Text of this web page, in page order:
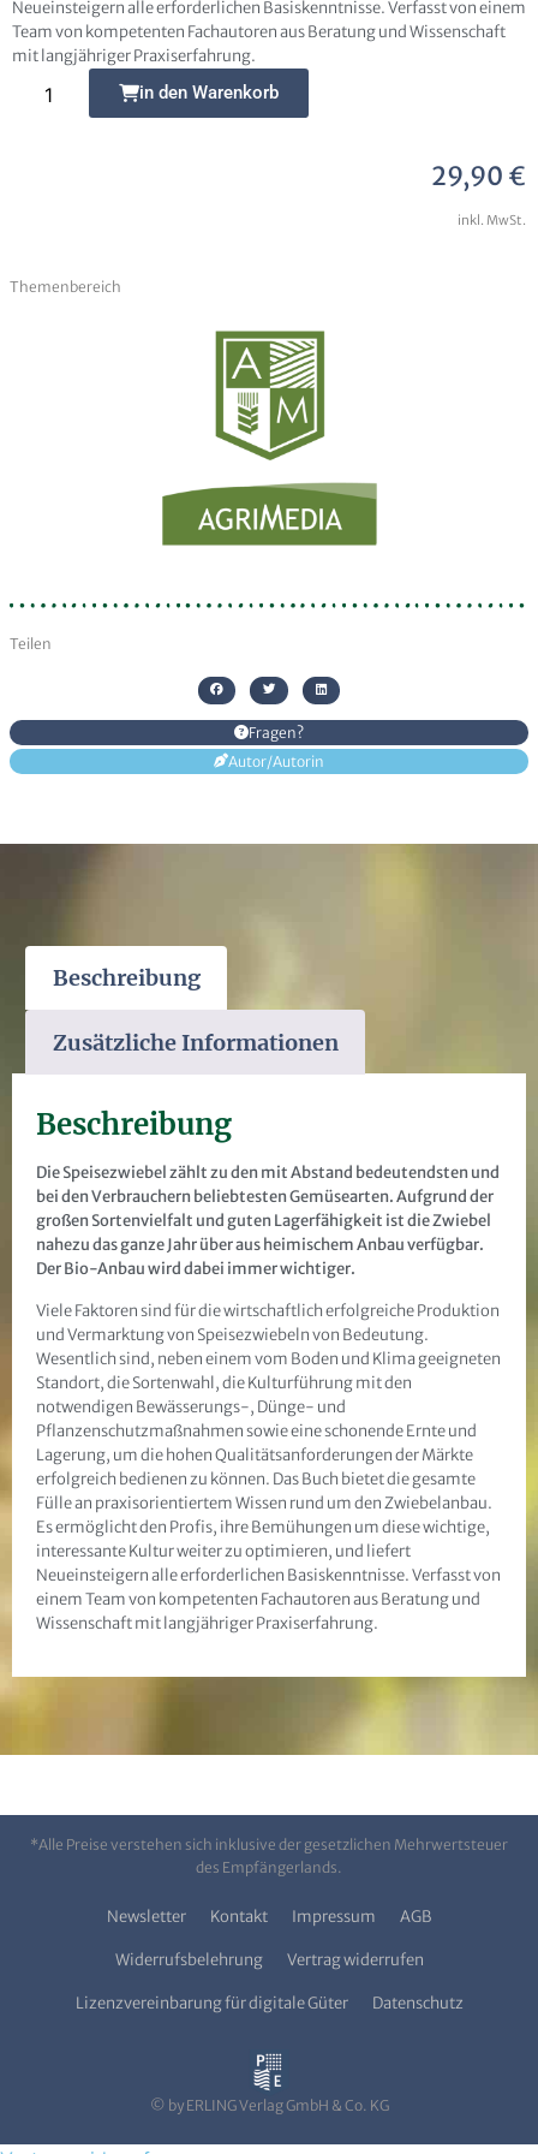
Neueinsteigern alle erforderlichen Basiskenntnisse. Verfasst von einem
Team von kompetenten Fachautoren aus Beratung und Wissenschaft
mit langjähriger Praxiserfahrung.
in den Warenkorb
29,90 €
inkl. MwSt.
Themenbereich
Teilen
Fragen?
Senden
Alternative:
Autor/Autorin
Beschreibung
Zusätzliche Informationen
Beschreibung
Die Speisezwiebel zählt zu den mit Abstand bedeutendsten und
bei den Verbrauchern beliebtesten Gemüsearten. Aufgrund der
großen Sortenvielfalt und guten Lagerfähigkeit ist die Zwiebel
nahezu das ganze Jahr über aus heimischem Anbau verfügbar.
Der Bio-Anbau wird dabei immer wichtiger.
Viele Faktoren sind für die wirtschaftlich erfolgreiche Produktion
und Vermarktung von Speisezwiebeln von Bedeutung.
Wesentlich sind, neben einem vom Boden und Klima geeigneten
Standort, die Sortenwahl, die Kulturführung mit den
notwendigen Bewässerungs-, Dünge- und
Pflanzenschutzmaßnahmen sowie eine schonende Ernte und
Lagerung, um die hohen Qualitätsanforderungen der Märkte
erfolgreich bedienen zu können. Das Buch bietet die gesamte
Fülle an praxisorientiertem Wissen rund um den Zwiebelanbau.
Es ermöglicht den Profis, ihre Bemühungen um diese wichtige,
interessante Kultur weiter zu optimieren, und liefert
Neueinsteigern alle erforderlichen Basiskenntnisse. Verfasst von
einem Team von kompetenten Fachautoren aus Beratung und
Wissenschaft mit langjähriger Praxiserfahrung.
*Alle Preise verstehen sich inklusive der gesetzlichen Mehrwertsteuer
des Empfängerlands.
Newsletter Kontakt Impressum AGB
Widerrufsbelehrung Vertrag widerrufen
Lizenzvereinbarung für digitale Güter Datenschutz
© by ERLING Verlag GmbH & Co. KG